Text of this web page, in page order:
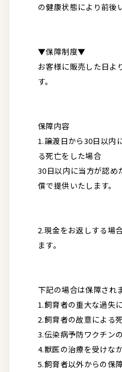
の健康状態により前後
▼保障制度▼
お客様に販売した日よ
す。
保障内容
1.譲渡日から30日以内
る死亡をした場合
30日以内に当方が認め
償で提供いたします。
2.現金をお返しする場
ます。
下記の場合は保障され
1.飼育者の重大な過失
2.飼育者の故意による
3.伝染病予防ワクチン
4.獣医の治療を受けな
5.飼育者以外からの保